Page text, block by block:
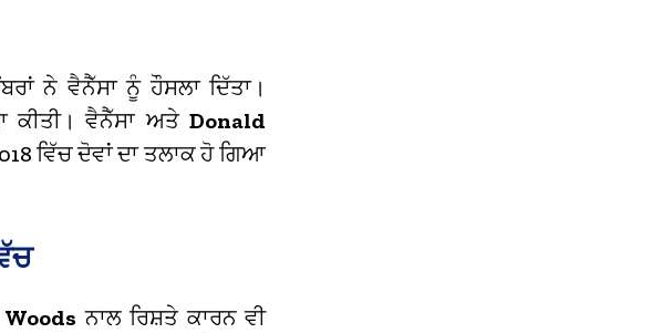
ਨੇ ਵੈਨੈੱਸਾ ਨੂੰ ਹੌਸਲਾ ਦਿੱਤਾ।
ਕੀਤੀ। ਵੈਨੈੱਸਾ ਅਤੇ Donald
ਵਿੱਚ ਦੋਵਾਂ ਦਾ ਤਲਾਕ ਹੋ ਗਿਆ
ਨਾਲ ਰਿਸ਼ਤੇ ਕਾਰਨ ਵੀ